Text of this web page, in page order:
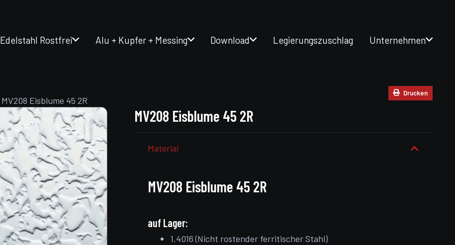
Edelstahl Rostfrei Alu + Kupfer + Messing Download Legierungszuschlag Unternehmen
MV208 Eisblume 45 2R
Drucken
MV208 Eisblume 45 2R
Material
MV208 Eisblume 45 2R
auf Lager:
1.4016 (Nicht rostender ferritischer Stahl)